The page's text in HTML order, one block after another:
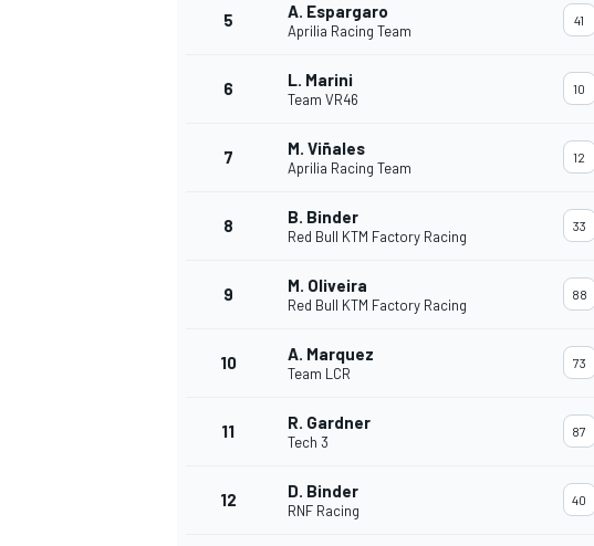
5 A. Espargaro
Aprilia Racing Team
41
6 L. Marini
Team VR46
10
7 M. Viñales
Aprilia Racing Team
12
8 B. Binder
Red Bull KTM Factory Racing
33
9 M. Oliveira
Red Bull KTM Factory Racing
88
10 A. Marquez
Team LCR
73
11 R. Gardner
Tech 3
87
12 D. Binder
RNF Racing
40